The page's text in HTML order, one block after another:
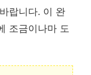
랍니다. 이 완
조금이나마 도